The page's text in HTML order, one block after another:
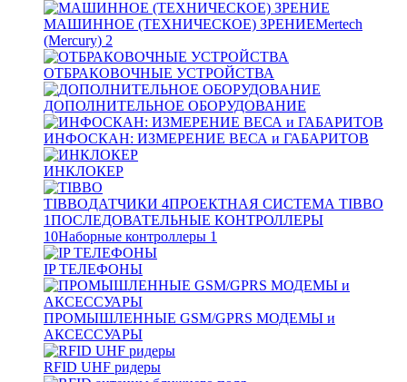
МАШИННОЕ (ТЕХНИЧЕСКОЕ) ЗРЕНИЕMertech
(Mercury) 2
ОТБРАКОВОЧНЫЕ УСТРОЙСТВА
ДОПОЛНИТЕЛЬНОЕ ОБОРУДОВАНИЕ
ИНФОСКАН: ИЗМЕРЕНИЕ ВЕСА и ГАБАРИТОВ
ИНКЛОКЕР
TIBBOДАТЧИКИ 4ПРОЕКТНАЯ СИСТЕМА TIBBO
1ПОСЛЕДОВАТЕЛЬНЫЕ КОНТРОЛЛЕРЫ
10Наборные контроллеры 1
IP ТЕЛЕФОНЫ
ПРОМЫШЛЕННЫЕ GSM/GPRS МОДЕМЫ и
АКСЕССУАРЫ
RFID UHF ридеры